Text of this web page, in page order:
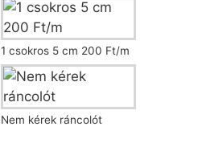
1 csokros 5 cm 200 Ft/m
Nem kérek ráncolót